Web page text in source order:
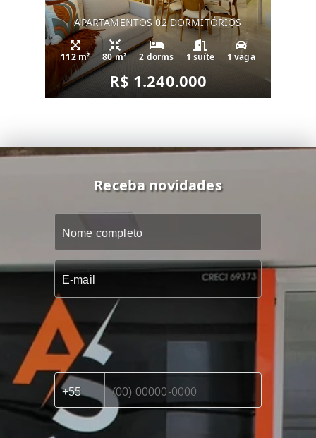
APARTAMENTOS 02 DORMITÓRIOS
112 m² 80 m² 2 dorms 1 suíte 1 vaga
R$ 1.240.000
Receba novidades